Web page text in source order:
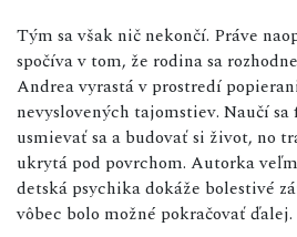
Tým sa však nič nekončí. Práve
spočíva v tom, že rodina sa
Andrea vyrastá v prostredí
nevyslovených tajomstiev. Naučí
usmievať sa a budovať si život, no
ukrytá pod povrchom. Autorka
detská psychika dokáže bolestivé
vôbec bolo možné pokračovať ďalej.